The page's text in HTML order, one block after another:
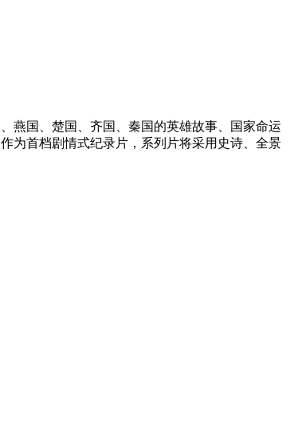
燕国、楚国、齐国、秦国的英雄故事、国家命运
为首档剧情式纪录片，系列片将采用史诗、全景